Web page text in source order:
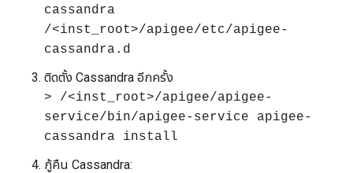
cassandra
/<inst_root>/apigee/etc/apigee-
cassandra.d
ติดตั้ง Cassandra อีกครั้ง
> /<inst_root>/apigee/apigee-
service/bin/apigee-service apigee-
cassandra install
กู้คืน Cassandra: